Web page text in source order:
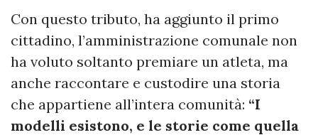
Con questo tributo, ha aggiunto il primo
cittadino, l’amministrazione comunale non
ha voluto soltanto premiare un atleta, ma
anche raccontare e custodire una storia
che appartiene all’intera comunità: “I
modelli esistono, e le storie come quella